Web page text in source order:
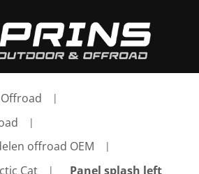
Offroad
offroad OEM
Cat
Panel splash left